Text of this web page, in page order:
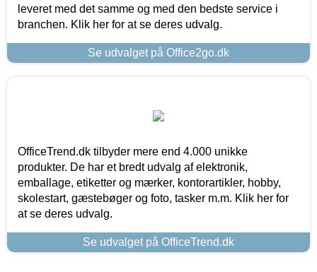
leveret med det samme og med den bedste service i
branchen. Klik her for at se deres udvalg.
Se udvalget på Office2go.dk
OfficeTrend.dk tilbyder mere end 4.000 unikke
produkter. De har et bredt udvalg af elektronik,
emballage, etiketter og mærker, kontorartikler, hobby,
skolestart, gæstebøger og foto, tasker m.m. Klik her for
at se deres udvalg.
Se udvalget på OfficeTrend.dk